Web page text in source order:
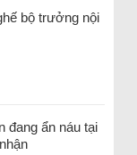
bộ trưởng nội
đang ẩn náu tại